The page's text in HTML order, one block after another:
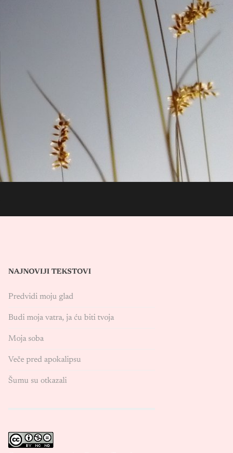
NAJNOVIJI TEKSTOVI
Predvidi moju glad
Budi moja vatra, ja ću biti tvoja
Moja soba
Veče pred apokalipsu
Šumu su otkazali